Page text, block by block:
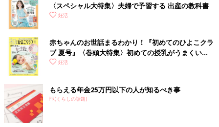
〈スペシャル大特集〉夫婦で予習する 出産の教科書
妊活
赤ちゃんのお世話まるわかり！『初めてのひよこクラ
ブ 夏号』〈巻頭大特集〉初めての授乳がうまくい
く！ おっぱい・ミルクの基本と夏のトラブル 解決テ
妊活
もらえる年金25万円以下の人が知るべき事
PR(くらしの話題)